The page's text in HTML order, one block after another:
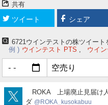
共有
ツイート シェア
6721ウインテストの株ツイー
例
ウインテスト PTS ウイ
ROKA_kusokabuu
ROKA 上場廃止見届け
ダ
ROKA_kusokabuu